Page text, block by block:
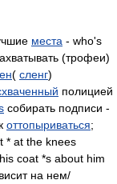
места - who's
(трофеи)
( сленг)
полицией
собирать подписи -
оттопыриваться;
* at the knees
coat *s about him
на нем/